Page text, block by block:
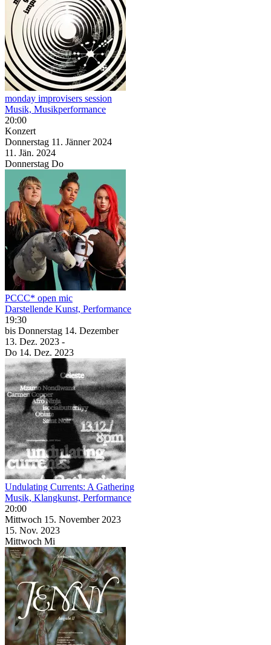
monday improvisers session
Musik, Musikperformance
20:00
Konzert
Donnerstag 11. Jänner 2024
11. Jän. 2024
Donnerstag Do
PCCC* open mic
Darstellende Kunst, Performance
19:30
bis Donnerstag 14. Dezember
13. Dez. 2023 -
Do 14. Dez. 2023
Undulating Currents: A Gathering
Musik, Klangkunst, Performance
20:00
Mittwoch 15. November 2023
15. Nov. 2023
Mittwoch Mi